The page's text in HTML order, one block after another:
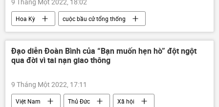
Hoa Kỳ
cuộc bầu cử tổng thống
Mike Pompeo
Báo chí thế giới
Đạo diễn Đoàn Bình của “Bạn muốn hẹn hò” đột ngột
qua đời vì tai nạn giao thông
9 Tháng Một 2022, 17:11
Việt Nam Thủ Đức
Xã hội